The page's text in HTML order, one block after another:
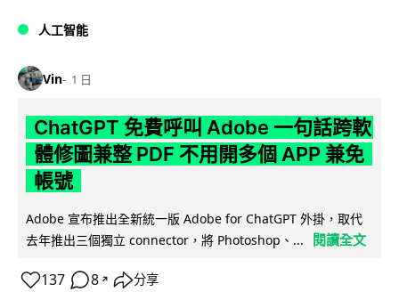
人工智能
Vin 1 日
ChatGPT 免費呼叫 Adobe 一句話跨軟
體修圖兼整 PDF 不用開多個 APP 兼免
帳號
Adobe 宣布推出全新統一版 Adobe for ChatGPT 外掛，取代
去年推出三個獨立 connector，將 Photoshop、...
閱讀全文
137 8 ↗ 分享